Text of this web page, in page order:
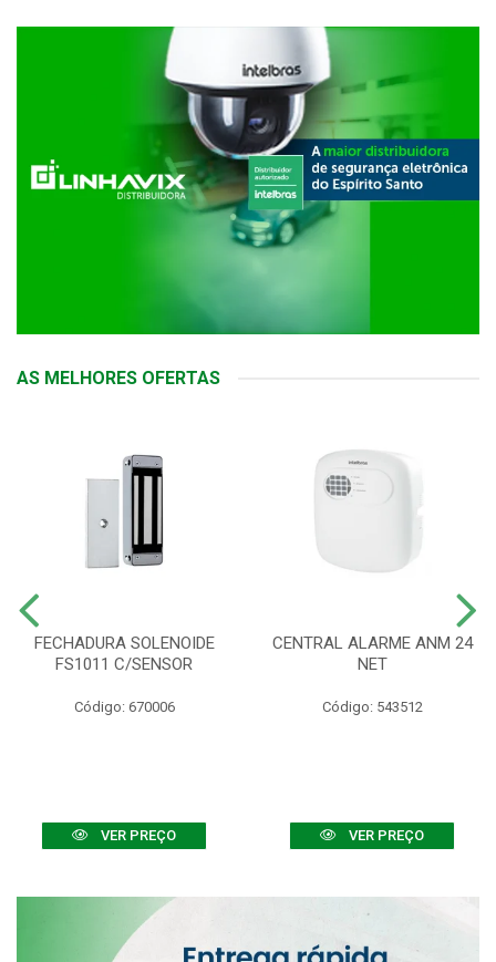
AS MELHORES OFERTAS
FECHADURA SOLENOIDE
FS1011 C/SENSOR
Código: 670006
VER PREÇO
CENTRAL ALARME ANM 24
NET
Código: 543512
VER PREÇO